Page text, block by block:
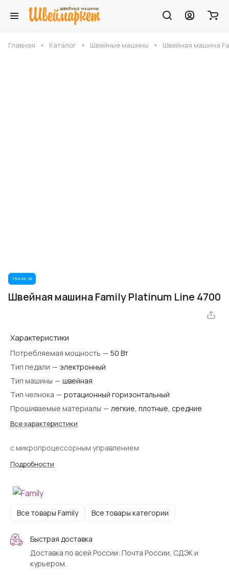
Главная Каталог Швейные машины Швейная машина
TRADE-IN
Швейная машина Family Platinum Line 4700
Характеристики
Потребляемая мощность — 50 Вт
Тип педали — электронный
Тип машины — швейная
Тип челнока — ротационный горизонтальный
Прошиваемые материалы — легкие, плотные, средние
Все характеристики
с микропроцессорным управлением
Подробности
Все товары Family Все товары категории
Быстрая доставка
Доставка по всей России: Почта России, СДЭК и
курьером.